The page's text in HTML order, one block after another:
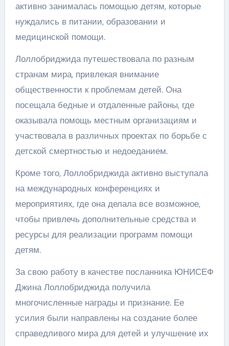
активно занималась помощью детям, которые
нуждались в питании, образовании и
медицинской помощи.
Лоллобриджида путешествовала по разным
странам мира, привлекая внимание
общественности к проблемам детей. Она
посещала бедные и отдаленные районы, где
оказывала помощь местным организациям и
участвовала в различных проектах по борьбе с
детской смертностью и недоеданием.
Кроме того, Лоллобриджида активно выступала
на международных конференциях и
мероприятиях, где она делала все возможное,
чтобы привлечь дополнительные средства и
ресурсы для реализации программ помощи
детям.
За свою работу в качестве посланника ЮНИСЕФ
Джина Лоллобриджида получила
многочисленные награды и признание. Ее
усилия были направлены на создание более
справедливого мира для детей и улучшение их